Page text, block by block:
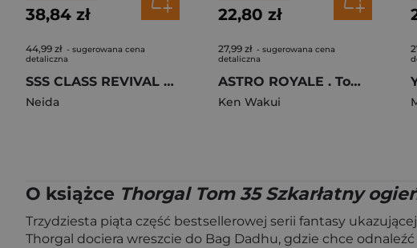
38,84 zł
44,99 zł - sugerowana cena
detaliczna
SSS CLASS REVIVAL HUNTER. Tom 1
Neida
22,80 zł
27,99 zł - sugerowana cena
detaliczna
ASTRO ROYALE . Tom 3
Ken Wakui
O książce Thorgal Tom 35 Szkarłatny
Trzydziesta piąta część bestsellerowej serii fantasy
Thorgal dociera wreszcie do Bag Dadhu, gdzie chce